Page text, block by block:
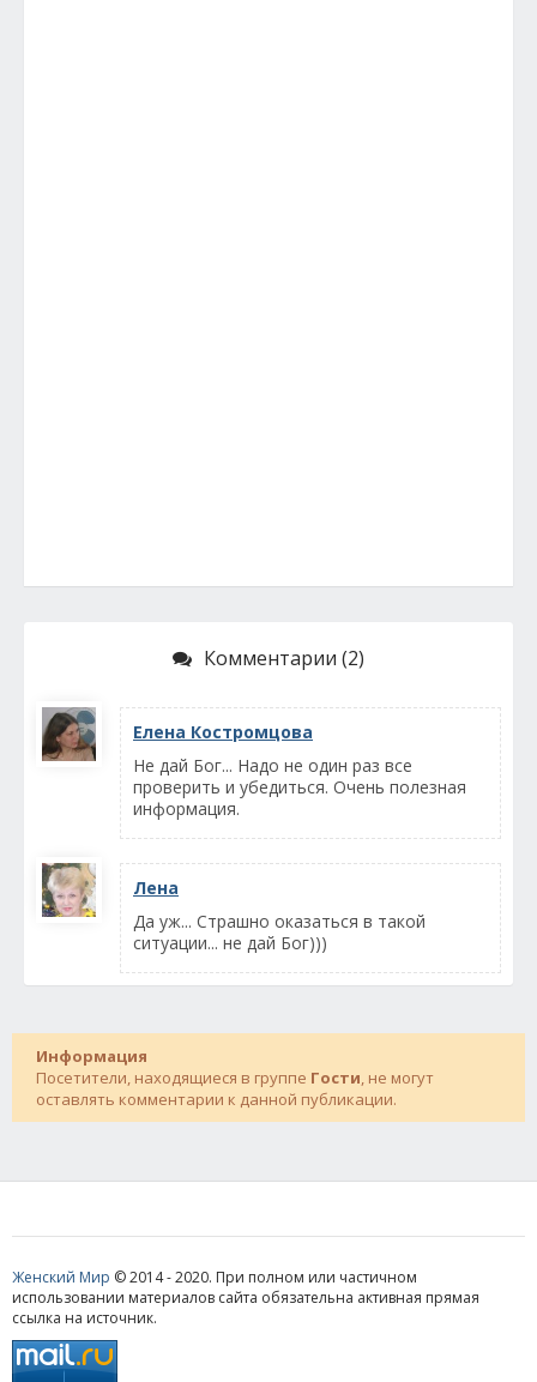
Комментарии (2)
Елена Костромцова
Не дай Бог... Надо не один раз все
проверить и убедиться. Очень полезная
информация.
Лена
Да уж... Страшно оказаться в такой
ситуации... не дай Бог)))
Информация
Посетители, находящиеся в группе Гости, не могут
оставлять комментарии к данной публикации.
Женский Мир © 2014 - 2020. При полном или частичном
использовании материалов сайта обязательна активная прямая
ссылка на источник.